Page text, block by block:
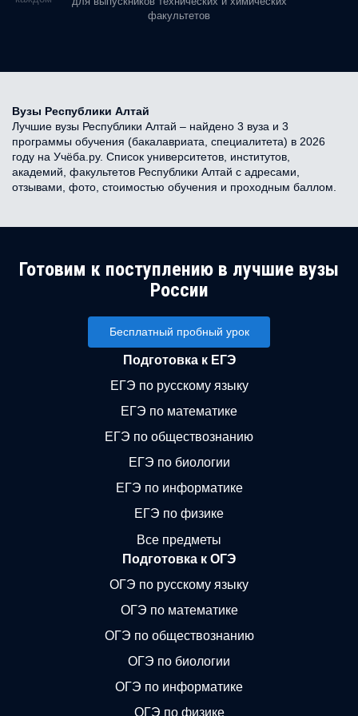
факультетов
Вузы Республики Алтай
Лучшие вузы Республики Алтай – найдено 3 вуза и 3
программы обучения (бакалавриата, специалитета) в 2026
году на Учёба.ру. Список университетов, институтов,
академий, факультетов Республики Алтай с адресами,
отзывами, фото, стоимостью обучения и проходным баллом.
Готовим к поступлению в лучшие вузы
России
Бесплатный пробный урок
Подготовка к ЕГЭ
ЕГЭ по русскому языку
ЕГЭ по математике
ЕГЭ по обществознанию
ЕГЭ по биологии
ЕГЭ по информатике
ЕГЭ по физике
Все предметы
Подготовка к ОГЭ
ОГЭ по русскому языку
ОГЭ по математике
ОГЭ по обществознанию
ОГЭ по биологии
ОГЭ по информатике
ОГЭ по физике